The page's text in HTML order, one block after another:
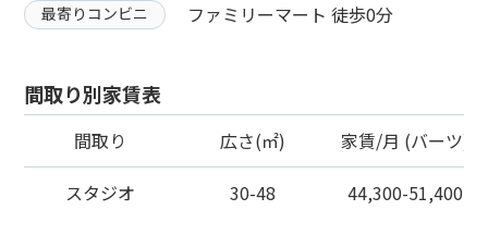
最寄りコンビニ ファミリーマート 徒歩0分
間取り別家賃表
間取り 広さ(㎡)
家賃/月 (バーツ)
スタジオ
30-48 44,300-51,400